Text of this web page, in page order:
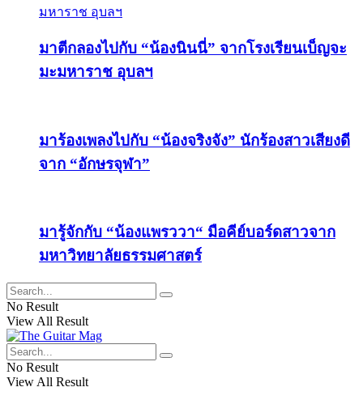
มาตีกลองไปกับ “น้องนินนี่” จากโรงเรียนเบ็ญจะ
มะมหาราช อุบลฯ
มาร้องเพลงไปกับ “น้องจริงจัง” นักร้องสาวเสียงดี
จาก “อักษรจุฬา”
มารู้จักกับ “น้องแพรววา“ มือคีย์บอร์ดสาวจาก
มหาวิทยาลัยธรรมศาสตร์
No Result
View All Result
No Result
View All Result